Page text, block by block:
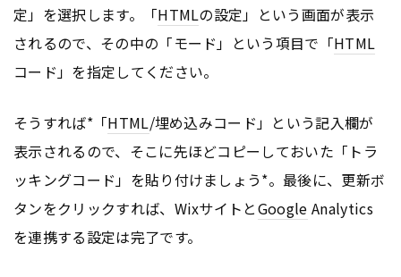
定」を選択します。「HTMLの設定」という画面が表示
されるので、その中の「モード」という項目で「HTML
コード」を指定してください。
そうすれば*「HTML/埋め込みコード」という記入欄が
表示されるので、そこに先ほどコピーしておいた「トラ
ッキングコード」を貼り付けましょう*。最後に、更新ボ
タンをクリックすれば、WixサイトとGoogle Analytics
を連携する設定は完了です。